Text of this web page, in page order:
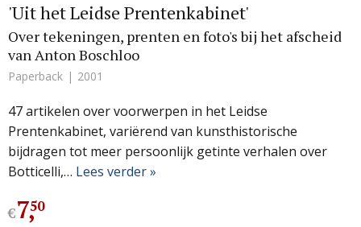
'Uit het Leidse Prentenkabinet'
Over tekeningen, prenten en foto's bij het afscheid
van Anton Boschloo
Paperback 2001
47 artikelen over voorwerpen in het Leidse
Prentenkabinet, variërend van kunsthistorische
bijdragen tot meer persoonlijk getinte verhalen over
Botticelli,… Lees verder »
€7,
50